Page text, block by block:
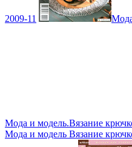
2009-11
Мода и модель.Вязание
Мода и модель Вязание